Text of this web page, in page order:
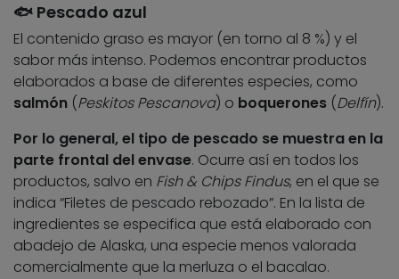
🐟 Pescado azul
El contenido graso es mayor (en torno al 8 %) y el
sabor más intenso. Podemos encontrar productos
elaborados a base de diferentes especies, como
salmón (Peskitos Pescanova) o boquerones (Delfín).
Por lo general, el tipo de pescado se muestra en la
parte frontal del envase. Ocurre así en todos los
productos, salvo en Fish & Chips Findus, en el que se
indica “Filetes de pescado rebozado”. En la lista de
ingredientes se especifica que está elaborado con
abadejo de Alaska, una especie menos valorada
comercialmente que la merluza o el bacalao.